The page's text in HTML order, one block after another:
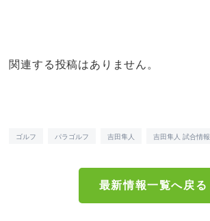
関連する投稿はありません。
ゴルフ パラゴルフ 吉田隼人 吉田隼人 試合情報
最新情報一覧へ戻る